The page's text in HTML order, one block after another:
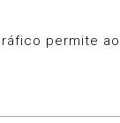
permite